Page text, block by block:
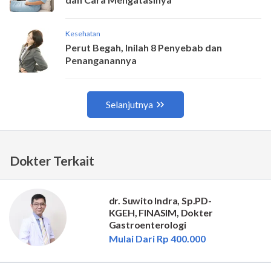
Dokter Terkait